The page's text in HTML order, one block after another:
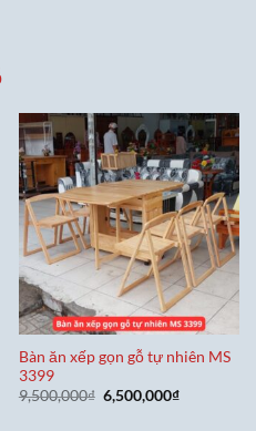
Bàn ăn xếp gọn gỗ tự nhiên MS
3399
9,500,000₫ Giá
gốc
6,500,000₫Giá